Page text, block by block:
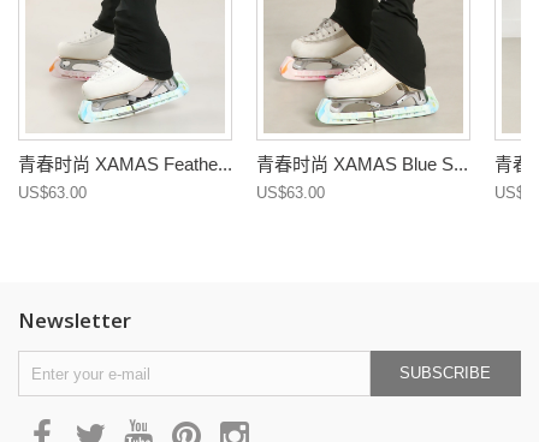
青春时尚 XAMAS Feathe...
US$63.00
青春时尚 XAMAS Blue S...
US$63.00
青春
Newsletter
SUBSCRIBE